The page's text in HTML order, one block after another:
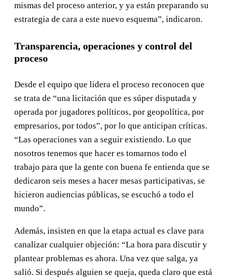
mismas del proceso anterior, y ya están preparando su
estrategia de cara a este nuevo esquema”, indicaron.
Transparencia, operaciones y control del
proceso
Desde el equipo que lidera el proceso reconocen que
se trata de “una licitación que es súper disputada y
operada por jugadores políticos, por geopolítica, por
empresarios, por todos”, por lo que anticipan críticas.
“Las operaciones van a seguir existiendo. Lo que
nosotros tenemos que hacer es tomarnos todo el
trabajo para que la gente con buena fe entienda que se
dedicaron seis meses a hacer mesas participativas, se
hicieron audiencias públicas, se escuchó a todo el
mundo”.
Además, insisten en que la etapa actual es clave para
canalizar cualquier objeción: “La hora para discutir y
plantear problemas es ahora. Una vez que salga, ya
salió. Si después alguien se queja, queda claro que está